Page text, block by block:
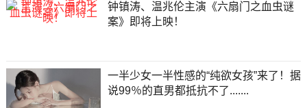
钟镇涛、温兆伦主演《六扇门之血虫谜
案》即将上映！
一半少女一半性感的“纯欲女孩”来了！据
说99％的直男都抵抗不了.......